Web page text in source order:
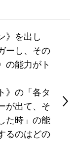
》を出し
ーし、その
の能力がト
》の「各タ
が出て、そ
た時」の能
るのはどの